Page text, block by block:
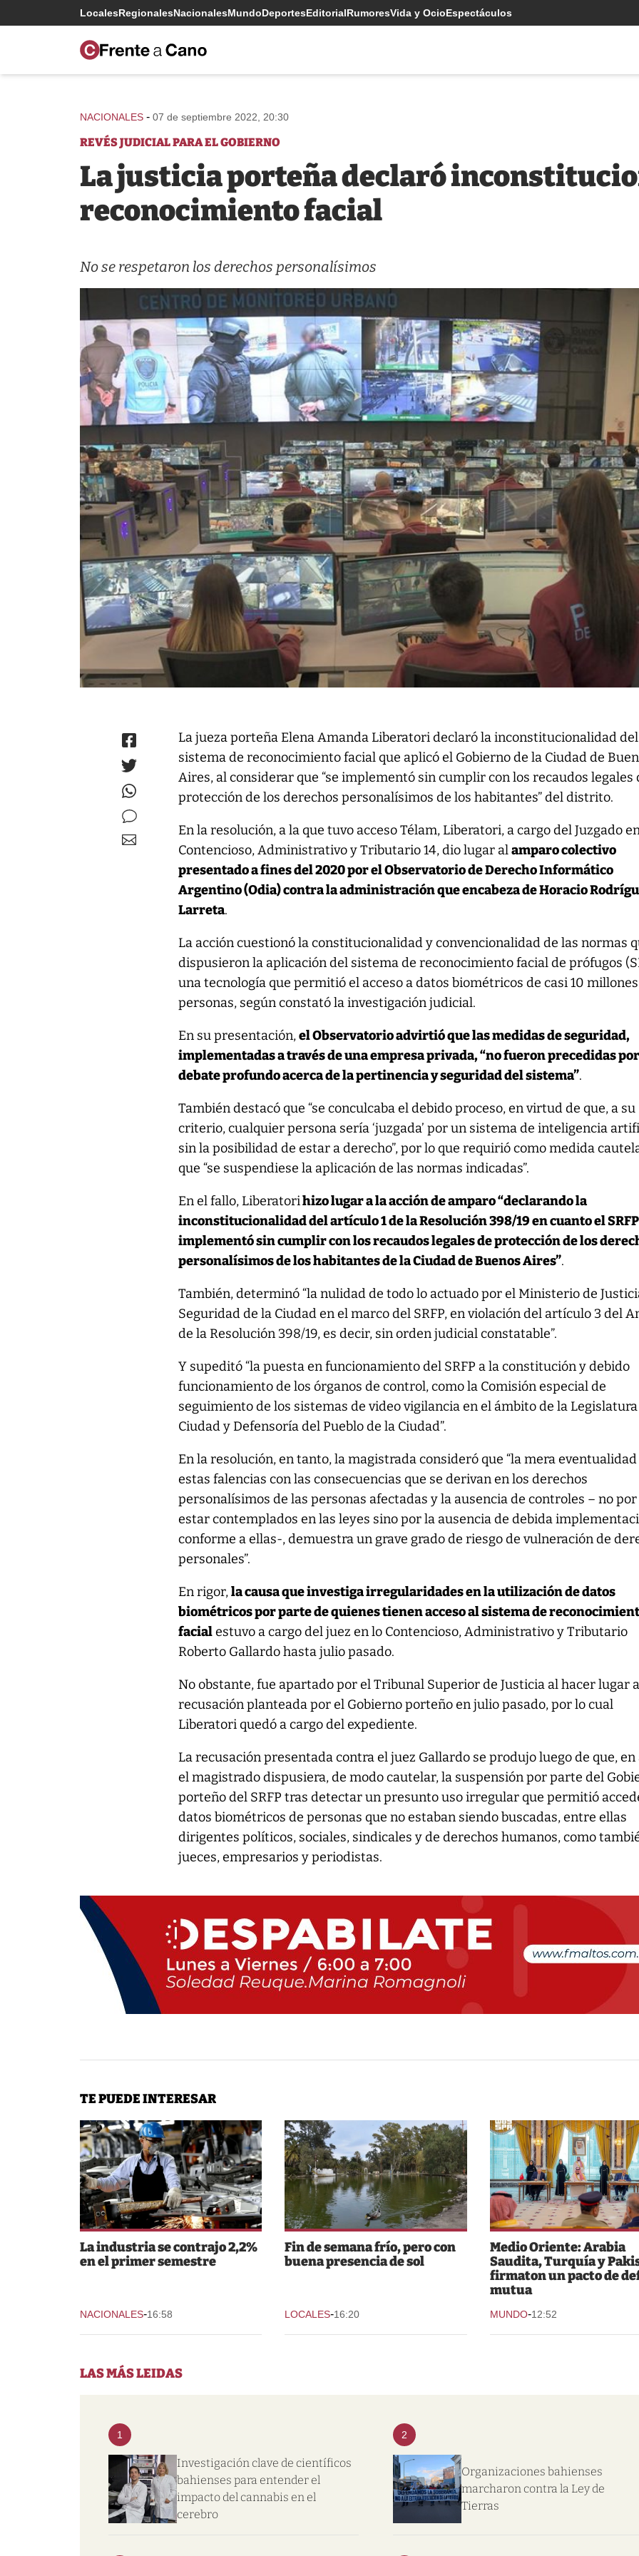
LocalesRegionalesNacionalesMundoDeportesEditorialRumoresVida y OcioEspectáculos
NACIONALES - 07 de septiembre 2022, 20:30
REVÉS JUDICIAL PARA EL GOBIERNO
La justicia porteña declaró
reconocimiento facial
No se respetaron los derechos personalísimos
La jueza porteña Elena Amanda Liberatori declaró la inconstitucionalidad del
sistema de reconocimiento facial que aplicó el Gobierno de la Ciudad de
Aires, al considerar que “se implementó sin cumplir con los recaudos legales
protección de los derechos personalísimos de los habitantes” del distrito.
En la resolución, a la que tuvo acceso Télam, Liberatori, a cargo del Juzgado
Contencioso, Administrativo y Tributario 14, dio lugar alamparo colectivo
presentado a fines del 2020 por el Observatorio de Derecho Informático
Argentino (Odia) contra la administración que encabeza de Horacio
Larreta.
La acción cuestionó la constitucionalidad y convencionalidad de las normas
dispusieron la aplicación del sistema de reconocimiento facial de prófugos
una tecnología que permitió el acceso a datos biométricos de casi 10
personas, según constató la investigación judicial.
En su presentación,el Observatorio advirtió que las medidas de seguridad,
implementadas a través de una empresa privada, “no fueron precedidas
debate profundo acerca de la pertinencia y seguridad del sistema”.
También destacó que “se conculcaba el debido proceso, en virtud de que, a su
criterio, cualquier persona sería ‘juzgada’ por un sistema de inteligencia
sin la posibilidad de estar a derecho”, por lo que requirió como medida
que “se suspendiese la aplicación de las normas indicadas”.
En el fallo, Liberatorihizo lugar a la acción de amparo “declarando la
inconstitucionalidad del artículo 1 de la Resolución 398/19 en cuanto el
implementó sin cumplir con los recaudos legales de protección de los
personalísimos de los habitantes de la Ciudad de Buenos Aires”.
También, determinó “la nulidad de todo lo actuado por el Ministerio de
Seguridad de la Ciudad en el marco del SRFP, en violación del artículo 3 del
de la Resolución 398/19, es decir, sin orden judicial constatable”.
Y supeditó “la puesta en funcionamiento del SRFP a la constitución y debido
funcionamiento de los órganos de control, como la Comisión especial de
seguimiento de los sistemas de video vigilancia en el ámbito de la
Ciudad y Defensoría del Pueblo de la Ciudad”.
En la resolución, en tanto, la magistrada consideró que “la mera eventualidad
estas falencias con las consecuencias que se derivan en los derechos
personalísimos de las personas afectadas y la ausencia de controles – no
estar contemplados en las leyes sino por la ausencia de debida
conforme a ellas-, demuestra un grave grado de riesgo de vulneración de
personales”.
En rigor,la causa que investiga irregularidades en la utilización de datos
biométricos por parte de quienes tienen acceso al sistema de
facialestuvo a cargo del juez en lo Contencioso, Administrativo y Tributario
Roberto Gallardo hasta julio pasado.
No obstante, fue apartado por el Tribunal Superior de Justicia al hacer lugar
recusación planteada por el Gobierno porteño en julio pasado, por lo cual
Liberatori quedó a cargo del expediente.
La recusación presentada contra el juez Gallardo se produjo luego de que,
el magistrado dispusiera, de modo cautelar, la suspensión por parte del
porteño del SRFP tras detectar un presunto uso irregular que permitió
datos biométricos de personas que no estaban siendo buscadas, entre ellas
dirigentes políticos, sociales, sindicales y de derechos humanos, como
jueces, empresarios y periodistas.
TE PUEDE INTERESAR
La industria se contrajo 2,2%
en el primer semestre
NACIONALES-16:58
Fin de semana frío, pero con
buena presencia de sol
LOCALES-16:20
Medio Oriente: Arabia
Saudita, Turquía y
firmaton un pacto de
mutua
MUNDO-12:52
LAS MÁS LEIDAS
1
Investigación clave de científicos
bahienses para entender el
impacto del cannabis en el
cerebro
2
Organizaciones bahienses
marcharon contra la Ley de
Tierras